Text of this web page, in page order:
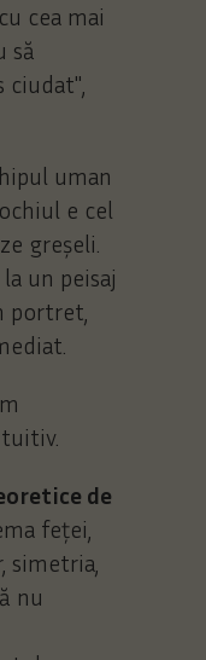
cea mai
să
ciudat",
uman
e cel
greșeli.
un peisaj
portret,
de
feței,
simetria,
nu